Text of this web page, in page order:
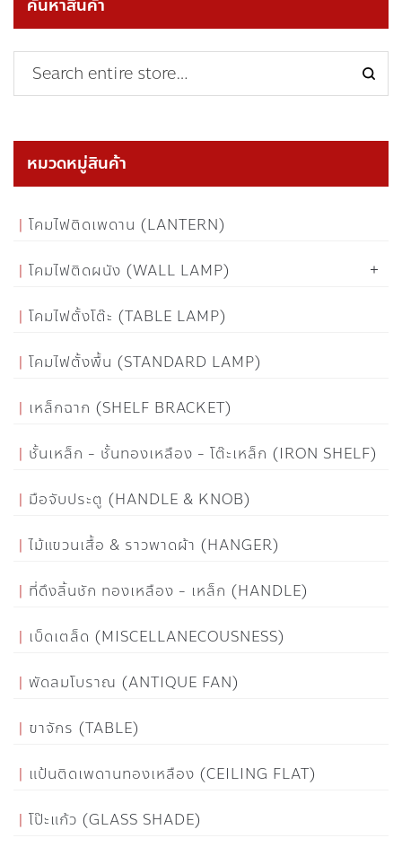
ค้นหาสินค้า
หมวดหมู่สินค้า
โคมไฟติดเพดาน (LANTERN)
โคมไฟติดผนัง (WALL LAMP)
โคมไฟตั้งโต๊ะ (TABLE LAMP)
โคมไฟตั้งพื้น (STANDARD LAMP)
เหล็กฉาก (SHELF BRACKET)
ชั้นเหล็ก - ชั้นทองเหลือง - โต๊ะเหล็ก (IRON SHELF)
มือจับประตู (HANDLE & KNOB)
ไม้แขวนเสื้อ & ราวพาดผ้า (HANGER)
ที่ดึงลิ้นชัก ทองเหลือง - เหล็ก (HANDLE)
เบ็ดเตล็ด (MISCELLANECOUSNESS)
พัดลมโบราณ (ANTIQUE FAN)
ขาจักร (TABLE)
แป้นติดเพดานทองเหลือง (CEILING FLAT)
โป๊ะแก้ว (GLASS SHADE)